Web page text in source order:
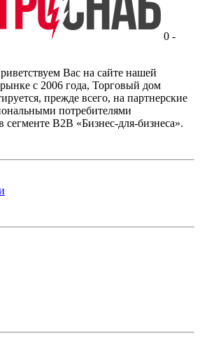
0 -
Вас на сайте нашей
с 2006 года, Торговый дом
прежде всего, на партнерские
потребителями
сегменте B2B «Бизнес-для-бизнеса».